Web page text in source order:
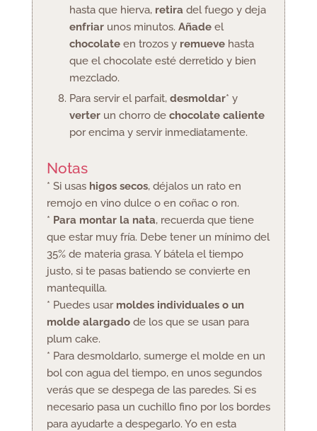
hasta que hierva, retira del fuego y deja
enfriar unos minutos. Añade el
chocolate en trozos y remueve hasta
que el chocolate esté derretido y bien
mezclado.
Para servir el parfait, desmoldar* y
verter un chorro dechocolate caliente
por encima y servir inmediatamente.
Notas
* Si usashigos secos, déjalos un rato en
remojo en vino dulce o en coñac o ron.
* Para montar la nata, recuerda que tiene
que estar muy fría. Debe tener un mínimo del
35% de materia grasa. Y bátela el tiempo
justo, si te pasas batiendo se convierte en
mantequilla.
* Puedes usar moldes individuales o un
molde alargadode los que se usan para
plum cake.
* Para desmoldarlo, sumerge el molde en un
bol con agua del tiempo, en unos segundos
verás que se despega de las paredes. Si es
necesario pasa un cuchillo fino por los bordes
para ayudarte a despegarlo. Yo en esta